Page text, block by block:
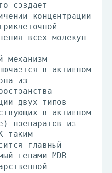
создает
концентрации
всех молекул
механизм
в активном
из
двух типов
в активном
препаратов из
таким
главный
генами MDR